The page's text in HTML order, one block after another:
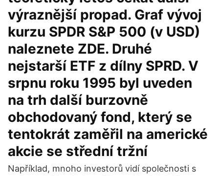
výraznější propad. Graf vývoj
kurzu SPDR S&P 500 (v USD)
naleznete ZDE. Druhé
nejstarší ETF z dílny SPRD. V
srpnu roku 1995 byl uveden
na trh další burzovně
obchodovaný fond, který se
tentokrát zaměřil na americké
akcie se střední tržní
Například, mnoho investorů vidí společnosti s